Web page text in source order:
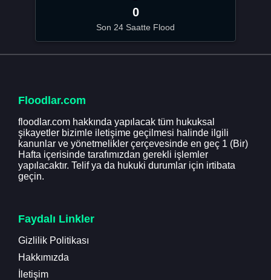
0
Son 24 Saatte Flood
Floodlar.com
floodlar.com hakkında yapılacak tüm hukuksal
şikayetler bizimle iletişime geçilmesi halinde ilgili
kanunlar ve yönetmelikler çerçevesinde en geç 1 (Bir)
Hafta içerisinde tarafımızdan gerekli işlemler
yapılacaktır. Telif ya da hukuki durumlar için irtibata
geçin.
Faydalı Linkler
Gizlilik Politikası
Hakkımızda
İletişim